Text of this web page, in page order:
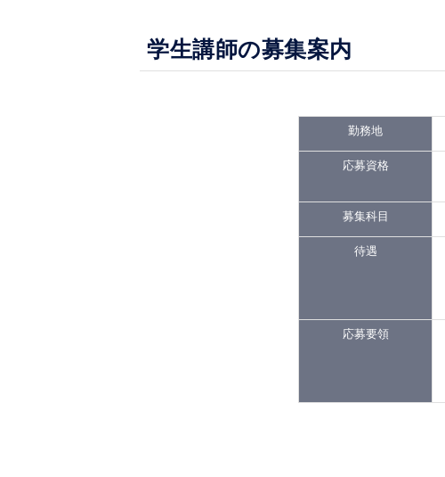
学生講師の募集案内
勤務地
応募資格
募集科目
待遇
応募要領